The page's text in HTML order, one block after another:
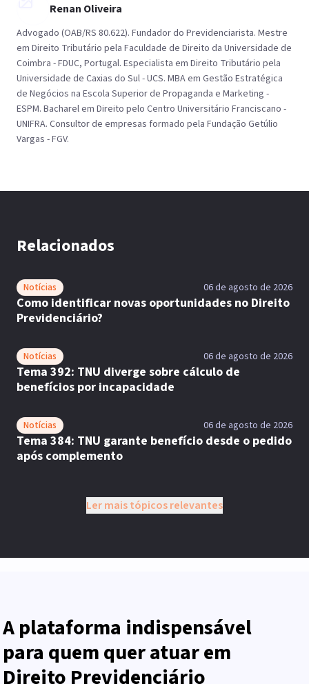
Renan Oliveira
Advogado (OAB/RS 80.622). Fundador do Previdenciarista. Mestre
em Direito Tributário pela Faculdade de Direito da Universidade de
Coimbra - FDUC, Portugal. Especialista em Direito Tributário pela
Universidade de Caxias do Sul - UCS. MBA em Gestão Estratégica
de Negócios na Escola Superior de Propaganda e Marketing -
ESPM. Bacharel em Direito pelo Centro Universitário Franciscano -
UNIFRA. Consultor de empresas formado pela Fundação Getúlio
Vargas - FGV.
Relacionados
Notícias 06 de agosto de 2026
Como identificar novas oportunidades no Direito
Previdenciário?
Notícias 06 de agosto de 2026
Tema 392: TNU diverge sobre cálculo de
benefícios por incapacidade
Notícias 06 de agosto de 2026
Tema 384: TNU garante benefício desde o pedido
após complemento
Ler mais tópicos relevantes
A plataforma indispensável
para quem quer atuar em
Direito Previdenciário